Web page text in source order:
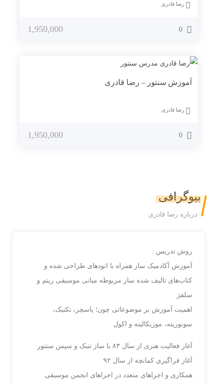
رضا قادری
0
1,950,000
آموزش سنتور – رضا قادری
رضا قادری
0
1,950,000
بیوگرافی
درباره رصا قادری
روش تدریس :
آموزش آکادمیک ساز همراه با اتود‌های طراحی شده و
کتاب‌های تالیف شده ساز مربوطه مبانی‌ موسیقی ‌ریتم ‌و
سلفژ
اهمیت آموزش بر موضوعاتی چون؛ پاسچر، تکنیک،
سونوریته، موزیکالیته و اکول
آغاز فعالیت هنری از سال ۸۳ با ساز تنبک و سپس سنتور
آغاز فراگیری کمانچه از سال ۹۲
همکاری و اجراهای متعدد در اجراهای انجمن موسیقی